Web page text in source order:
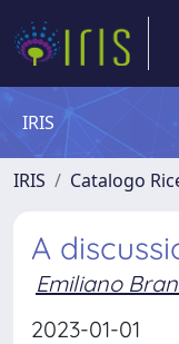
IRIS
IRIS Catalogo
A
Emiliano
2023-01-01